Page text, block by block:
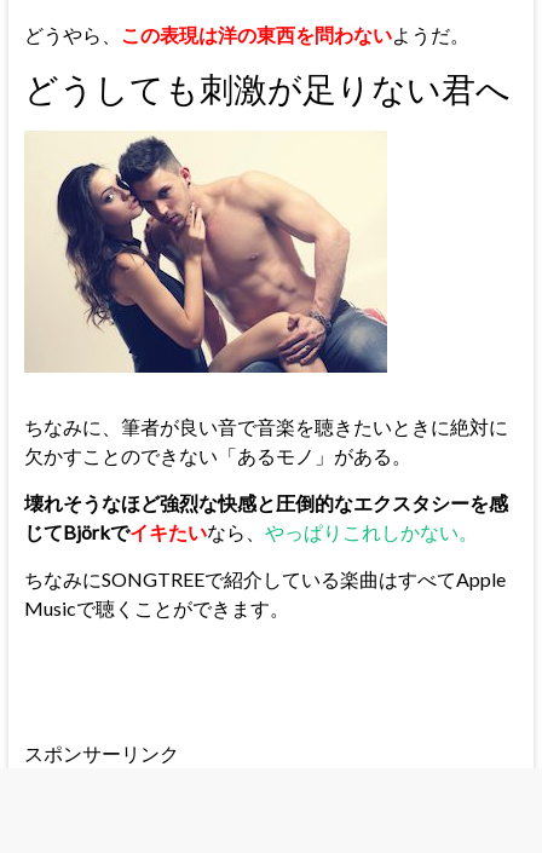
どうやら、 この表現は洋の東西を問わないようだ。
どうしても刺激が足りない君へ
ちなみに、筆者が良い音で音楽を聴きたいときに絶対に
欠かすことのできない「あるモノ」がある。
壊れそうなほど強烈な快感と圧倒的なエクスタシーを感
じてBjörkでイキたいなら、 やっぱりこれしかない。
ちなみにSONGTREEで紹介している楽曲はすべてApple
Musicで聴くことができます。
スポンサーリンク